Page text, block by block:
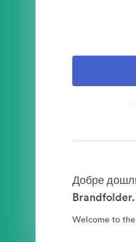
Добре
Brandfolder.
Welcome to